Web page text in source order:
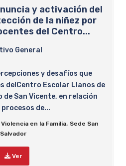
y activación del
de la niñez por
del Centro...
General
y desafíos que
delCentro Escolar Llanos de
San Vicente, en relación
de...
en la Familia, Sede San
Salvador
Ver